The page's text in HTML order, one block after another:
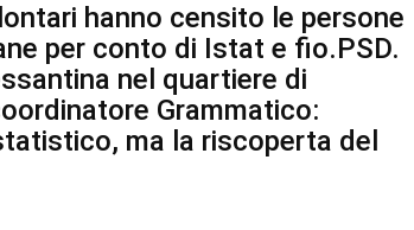
hanno censito le persone
per conto di Istat e fio.PSD.
nel quartiere di
Grammatico:
ma la riscoperta del